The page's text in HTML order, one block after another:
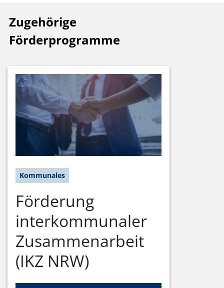
Zugehörige
Förderprogramme
Kommunales
Förderung
interkommunaler
Zusammenarbeit
(IKZ NRW)